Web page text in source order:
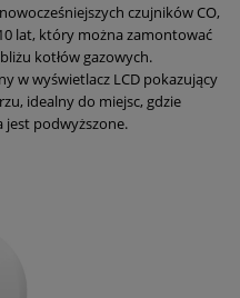
czujników CO,
lat, który można zamontować
kotłów gazowych.
w wyświetlacz LCD pokazujący
idealny do miejsc, gdzie
jest podwyższone.